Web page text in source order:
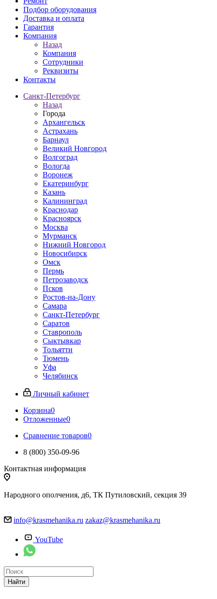
Подбор оборудования
Доставка и оплата
Гарантия
Компания
Назад
Компания
Сотрудники
Реквизиты
Контакты
Санкт-Петербург
Назад
Города
Архангельск
Астрахань
Барнаул
Великий Новгород
Волгоград
Вологда
Воронеж
Екатеринбург
Казань
Калининград
Краснодар
Красноярск
Москва
Мурманск
Нижний Новгород
Новосибирск
Омск
Пермь
Петрозаводск
Псков
Ростов-на-Дону
Самара
Санкт-Петербург
Саратов
Ставрополь
Сыктывкар
Тольятти
Тюмень
Уфа
Челябинск
Личный кабинет
Корзина0
Отложенные0
Сравнение товаров0
8 (800) 350-09-96
Контактная информация
Народного ополчения, д6, ТК Путиловский, секция 39
info@krasmehanika.ru zakaz@krasmehanika.ru
YouTube
Найти